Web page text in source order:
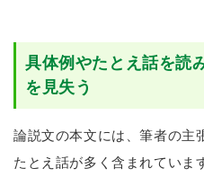
具体例やたとえ話を読
を見失う
論説文の本文には、筆者の主
たとえ話が多く含まれていま